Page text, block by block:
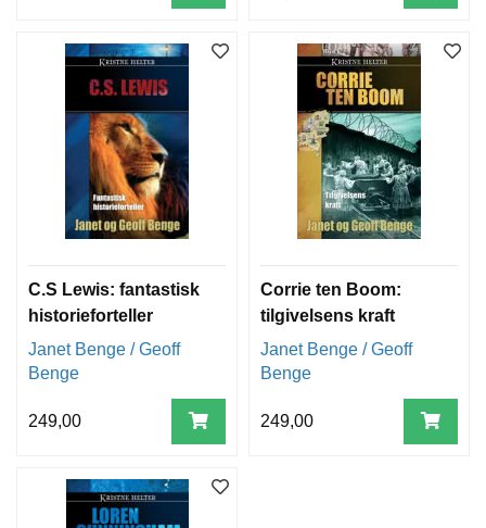
C.S Lewis: fantastisk
historieforteller
Janet Benge / Geoff
Benge
249,00
Corrie ten Boom:
tilgivelsens kraft
Janet Benge / Geoff
Benge
249,00